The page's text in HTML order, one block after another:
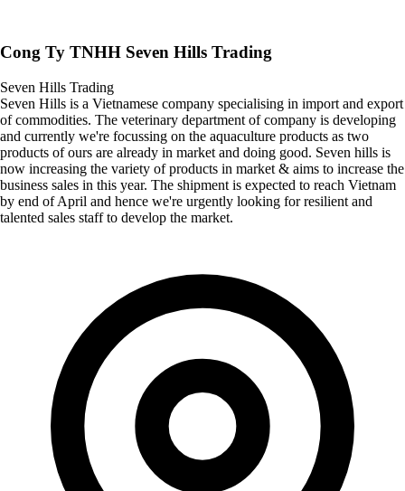
Cong Ty TNHH Seven Hills Trading
Seven Hills Trading
Seven Hills is a Vietnamese company specialising in import and export
of commodities. The veterinary department of company is developing
and currently we're focussing on the aquaculture products as two
products of ours are already in market and doing good. Seven hills is
now increasing the variety of products in market & aims to increase the
business sales in this year. The shipment is expected to reach Vietnam
by end of April and hence we're urgently looking for resilient and
talented sales staff to develop the market.